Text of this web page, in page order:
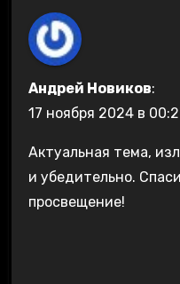
Андрей Новиков:
17 ноября 2024 в
Актуальная тема,
и убедительно.
просвещение!